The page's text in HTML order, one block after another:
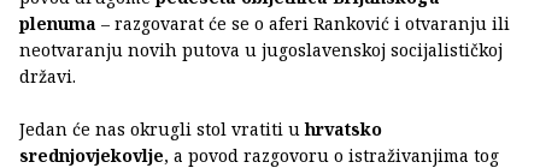
plenuma – razgovarat će se o aferi Ranković i otvaranju ili
neotvaranju novih putova u jugoslavenskoj socijalističkoj
državi.
Jedan će nas okrugli stol vratiti uhrvatsko
srednjovjekovlje, a povod razgovoru o istraživanjima tog